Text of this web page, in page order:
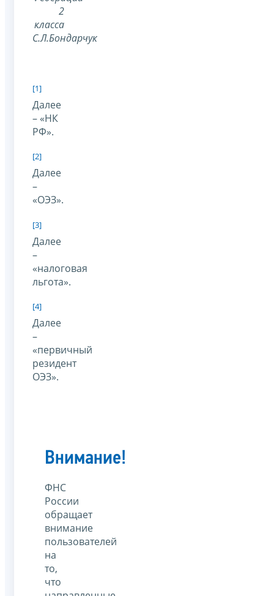
2
класса
С.Л.Бондарчук
[1]
Далее
– «НК
РФ».
[2]
Далее
–
«ОЭЗ».
[3]
Далее
–
«налоговая
льгота».
[4]
Далее
–
«первичный
резидент
ОЭЗ».
Внимание!
ФНС
России
обращает
внимание
пользователей
на
то,
что